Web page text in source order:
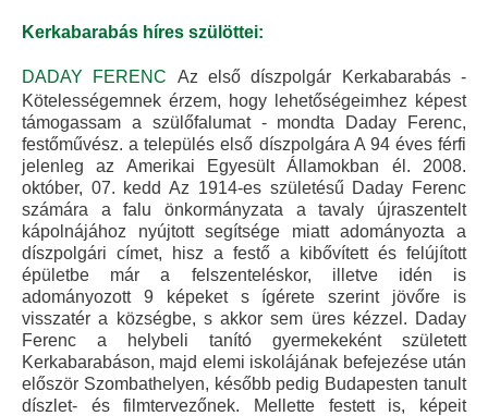
Kerkabarabás híres szülöttei:
DADAY FERENC
Az első díszpolgár Kerkabarabás -
Kötelességemnek érzem, hogy lehetőségeimhez képest
támogassam a szülőfalumat - mondta Daday Ferenc,
festőművész. a település első díszpolgára A 94 éves férfi
jelenleg az Amerikai Egyesült Államokban él. 2008.
október, 07. kedd Az 1914-es születésű Daday Ferenc
számára a falu önkormányzata a tavaly újraszentelt
kápolnájához nyújtott segítsége miatt adományozta a
díszpolgári címet, hisz a festő a kibővített és felújított
épületbe már a felszenteléskor, illetve idén is
adományozott 9 képeket s ígérete szerint jövőre is
visszatér a községbe, s akkor sem üres kézzel. Daday
Ferenc a helybeli tanító gyermekeként született
Kerkabarabáson, majd elemi iskolájának befejezése után
először Szombathelyen, később pedig Budapesten tanult
díszlet- és filmtervezőnek. Mellette festett is, képeit